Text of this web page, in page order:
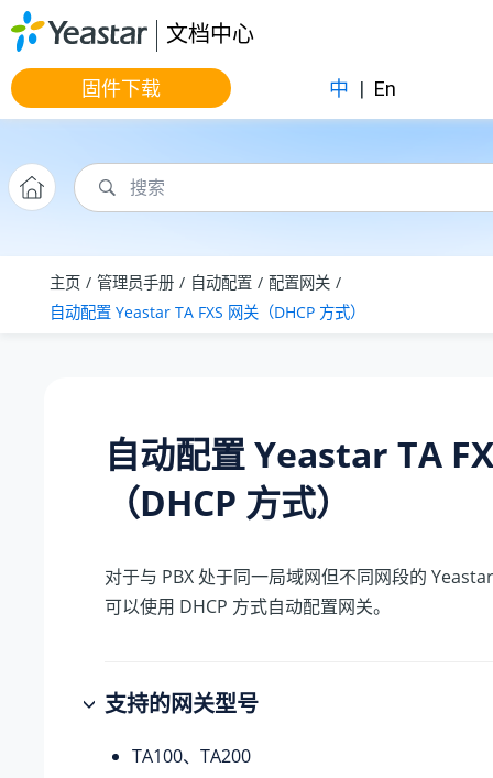
跳转到主要内容
文档中心
固件下载 中 | En
主页 管理员手册 自动配置
配置网关
自动配置 Yeastar TA FXS 网关（DHCP 方式）
自动配置Yeastar TA
（DHCP 方式）
对于与 PBX 处于同一局域网但不同网段的 Yeastar
可以使用 DHCP 方式自动配置网关。
支持的网关型号
TA100、TA200